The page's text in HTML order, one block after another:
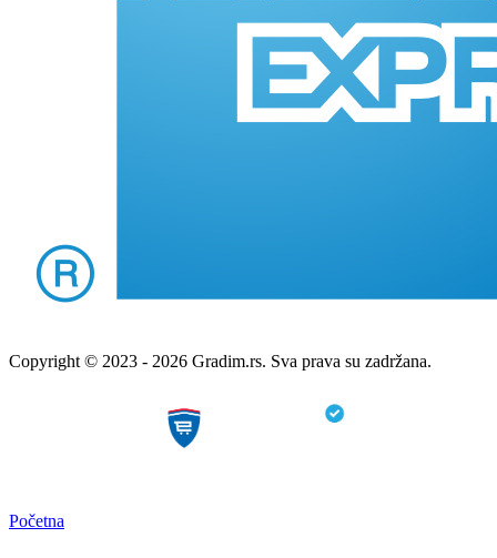
Copyright © 2023 - 2026 Gradim.rs. Sva prava su zadržana.
Početna